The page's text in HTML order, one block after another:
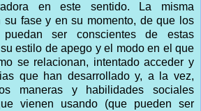
en este sentido. La misma
su fase y en su momento, de que los
ser conscientes de estas
estilo de apego y el modo en el que
se relacionan, intentado acceder y
que han desarrollado y, a la vez,
maneras y habilidades sociales
vienen usando (que pueden ser